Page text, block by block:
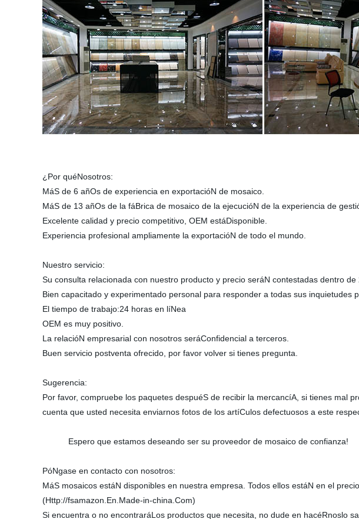
¿Por quéNosotros:
MáS de 6 añOs de experiencia en exportacióN de mosaico.
MáS de 13 añOs de la fáBrica de mosaico de la ejecucióN de la experiencia de
Excelente calidad y precio competitivo, OEM estáDisponible.
Experiencia profesional ampliamente la exportacióN de todo el mundo.
Nuestro servicio:
Su consulta relacionada con nuestro producto y precio seráN contestadas dentro de
Bien capacitado y experimentado personal para responder a todas sus inquietudes
El tiempo de trabajo:24 horas en líNea
OEM es muy positivo.
La relacióN empresarial con nosotros seráConfidencial a terceros.
Buen servicio postventa ofrecido, por favor volver si tienes pregunta.
Sugerencia:
Por favor, compruebe los paquetes despuéS de recibir la mercancíA, si tienes mal
cuenta que usted necesita enviarnos fotos de los artíCulos defectuosos a este
Espero que estamos deseando ser su proveedor de mosaico de confianza!
PóNgase en contacto con nosotros:
MáS mosaicos estáN disponibles en nuestra empresa. Todos ellos estáN en el
(Http://fsamazon.En.Made-in-china.Com)
Si encuentra o no encontraráLos productos que necesita, no dude en hacéRnoslo